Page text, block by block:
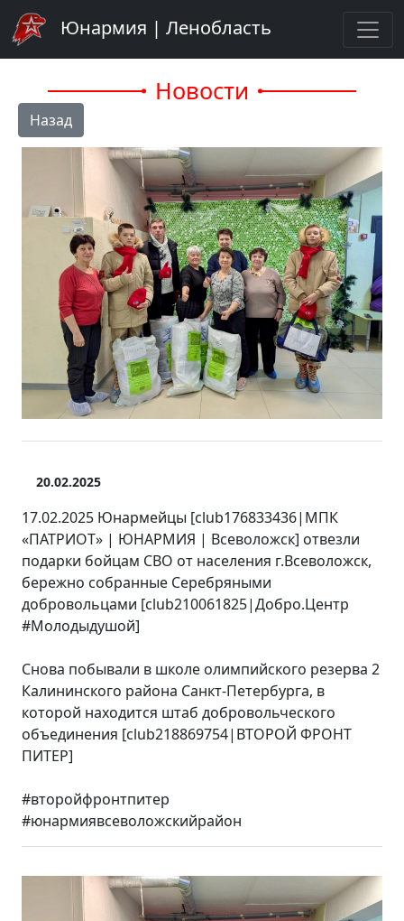
Юнармия | Ленобласть
Новости
Назад
20.02.2025
17.02.2025 Юнармейцы [club176833436|МПК
«ПАТРИОТ» | ЮНАРМИЯ | Всеволожск] отвезли
подарки бойцам СВО от населения г.Всеволожск,
бережно собранные Серебряными
добровольцами [club210061825|Добро.Центр
#Молодыдушой]
Снова побывали в школе олимпийского резерва 2
Калининского района Санкт-Петербурга, в
которой находится штаб добровольческого
объединения [club218869754|ВТОРОЙ ФРОНТ
ПИТЕР]
#второйфронтпитер
#юнармиявсеволожскийрайон